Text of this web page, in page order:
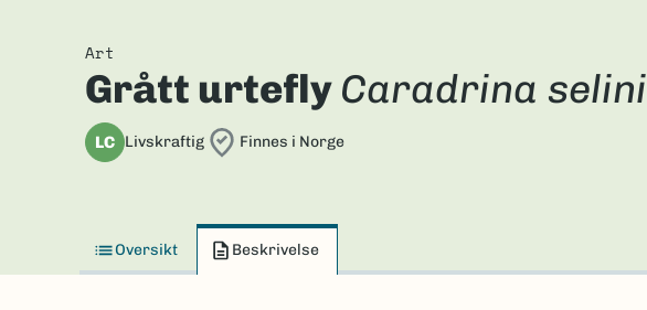
Art
Grått urtefly Caradrina selini
LC Livskraftig Finnes i Norge
Oversikt Beskrivelse